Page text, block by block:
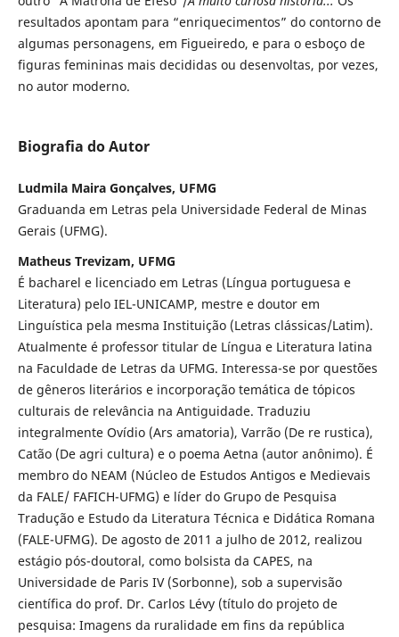
resultados apontam para “enriquecimentos” do contorno de
algumas personagens, em Figueiredo, e para o esboço de
figuras femininas mais decididas ou desenvoltas, por vezes,
no autor moderno.
Biografia do Autor
Ludmila Maira Gonçalves, UFMG
Graduanda em Letras pela Universidade Federal de Minas
Gerais (UFMG).
Matheus Trevizam, UFMG
É bacharel e licenciado em Letras (Língua portuguesa e
Literatura) pelo IEL-UNICAMP, mestre e doutor em
Linguística pela mesma Instituição (Letras clássicas/Latim).
Atualmente é professor titular de Língua e Literatura latina
na Faculdade de Letras da UFMG. Interessa-se por questões
de gêneros literários e incorporação temática de tópicos
culturais de relevância na Antiguidade. Traduziu
integralmente Ovídio (Ars amatoria), Varrão (De re rustica),
Catão (De agri cultura) e o poema Aetna (autor anônimo). É
membro do NEAM (Núcleo de Estudos Antigos e Medievais
da FALE/ FAFICH-UFMG) e líder do Grupo de Pesquisa
Tradução e Estudo da Literatura Técnica e Didática Romana
(FALE-UFMG). De agosto de 2011 a julho de 2012, realizou
estágio pós-doutoral, como bolsista da CAPES, na
Universidade de Paris IV (Sorbonne), sob a supervisão
científica do prof. Dr. Carlos Lévy (título do projeto de
pesquisa: Imagens da ruralidade em fins da república